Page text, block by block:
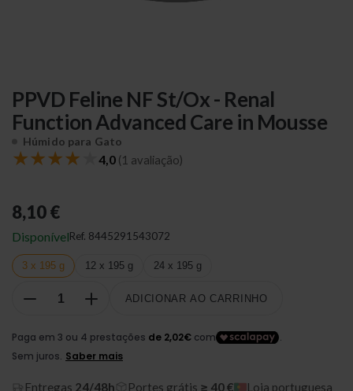
PPVD Feline NF St/Ox - Renal
Function Advanced Care in Mousse
Húmido para Gato
★★★★ 4,0 (1 avaliação)
8,10 €
DisponívelRef. 8445291543072
3 x 195 g 12 x 195 g 24 x 195 g
ADICIONAR AO CARRINHO
Entregas 24/48h Portes grátis ≥ 40 €
Loja portuguesa